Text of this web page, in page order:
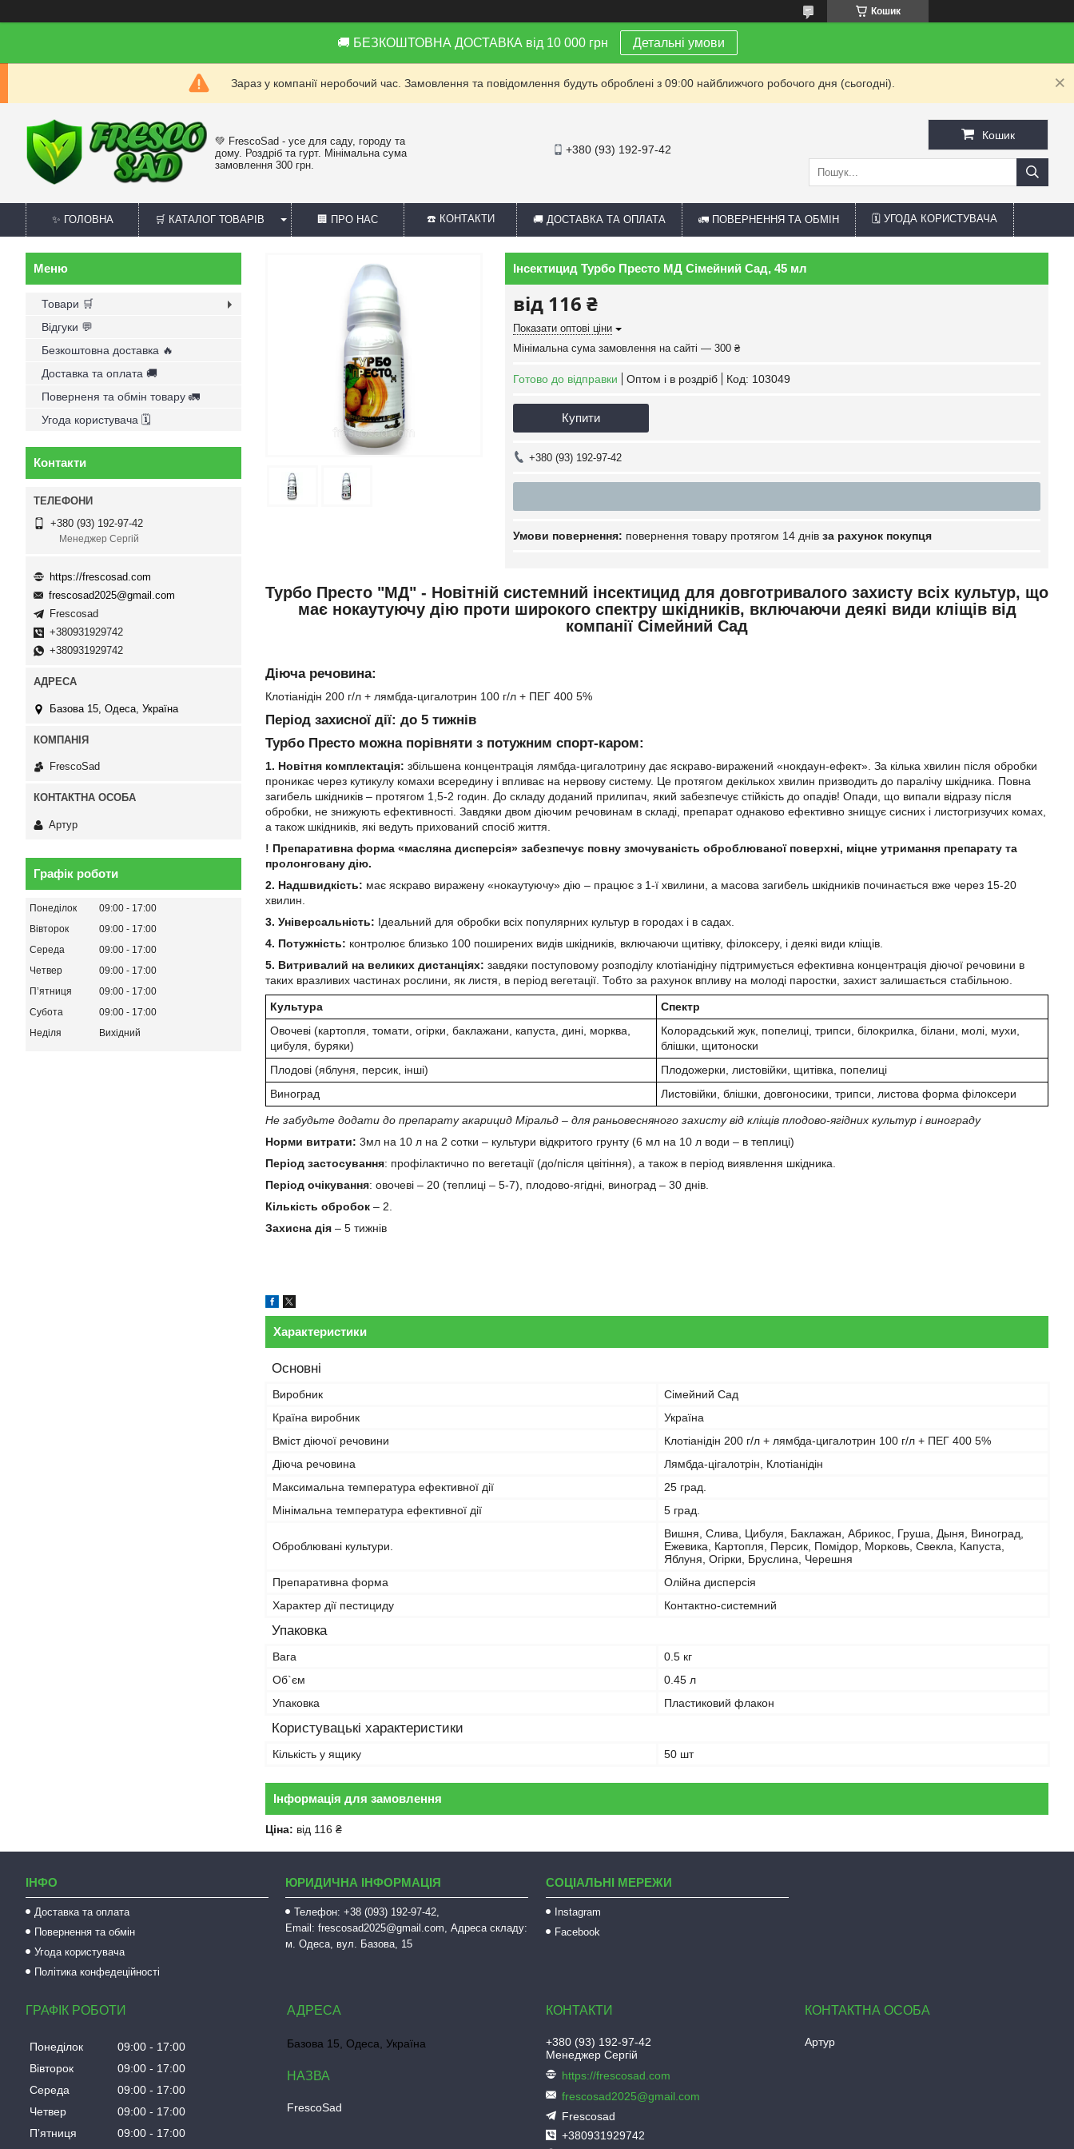
Кошик
🚚 БЕЗКОШТОВНА ДОСТАВКА від 10 000 грн Детальні умови
Зараз у компанії неробочий час. Замовлення та повідомлення будуть оброблені з 09:00 найближчого робочого дня (сьогодні).
💚 FrescoSad - усе для саду, городу та
дому. Роздріб та гурт. Мінімальна сума
замовлення 300 грн.
+380 (93) 192-97-42
Кошик
✨ ГОЛОВНА 🛒 КАТАЛОГ ТОВАРІВ 🏢 ПРО НАС ☎️ КОНТАКТИ 🚚 ДОСТАВКА ТА ОПЛАТА 🚛 ПОВЕРНЕННЯ ТА ОБМІН 🗓 УГОДА КОРИСТУВАЧА
Інсектицид Турбо Престо МД Сімейний Сад, 45 мл
від 116 ₴
Показати оптові ціни
Мінімальна сума замовлення на сайті — 300 ₴
Готово до відправки Оптом і в роздріб Код: 103049
Купити
+380 (93) 192-97-42
повернення товару протягом 14 днів за рахунок покупця
Турбо Престо "МД" - Новітній системний інсектицид для довготривалого захисту всіх культур, що
має нокаутуючу дію проти широкого спектру шкідників, включаючи деякі види кліщів від
компанії Сімейний Сад
Діюча речовина:
Клотіанідін 200 г/л + лямбда-цигалотрин 100 г/л + ПЕГ 400 5%
Період захисної дії: до 5 тижнів
Турбо Престо можна порівняти з потужним спорт-каром:
1. Новітня комплектація: збільшена концентрація лямбда-цигалотрину дає яскраво-виражений «нокдаун-ефект». За кілька хвилин після обробки
проникає через кутикулу комахи всередину і впливає на нервову систему. Це протягом декількох хвилин призводить до паралічу шкідника. Повна
загибель шкідників – протягом 1,5-2 годин. До складу доданий прилипач, який забезпечує стійкість до опадів! Опади, що випали відразу після
обробки, не знижують ефективності. Завдяки двом діючим речовинам в складі, препарат однаково ефективно знищує сисних і листогризучих комах,
а також шкідників, які ведуть прихований спосіб життя.
! Препаративна форма «масляна дисперсія» забезпечує повну змочуваність оброблюваної поверхні, міцне утримання препарату та
пролонговану дію.
2. Надшвидкість: має яскраво виражену «нокаутуючу» дію – працює з 1-ї хвилини, а масова загибель шкідників починається вже через 15-20
хвилин.
3. Універсальність: Ідеальний для обробки всіх популярних культур в городах і в садах.
4. Потужність: контролює близько 100 поширених видів шкідників, включаючи щитівку, філоксеру, і деякі види кліщів.
5. Витривалий на великих дистанціях: завдяки поступовому розподілу клотіанідіну підтримується ефективна концентрація діючої речовини в
таких вразливих частинах рослини, як листя, в період вегетації. Тобто за рахунок впливу на молоді паростки, захист залишається стабільною.
Культура
Спектр
Овочеві (картопля, томати, огірки, баклажани, капуста, дині, морква,
цибуля, буряки)
Колорадський жук, попелиці, трипси, білокрилка, білани, молі, мухи,
блішки, щитоноски
Плодові (яблуня, персик, інші)
Плодожерки, листовійки, щитівка, попелиці
Виноград
Листовійки, блішки, довгоносики, трипси, листова форма філоксери
Не забудьте додати до препарату акарицид Міральд – для раньовесняного захисту від кліщів плодово-ягідних культур і винограду
Норми витрати: 3мл на 10 л на 2 сотки – культури відкритого грунту (6 мл на 10 л води – в теплиці)
Період застосування: профілактично по вегетації (до/після цвітіння), а також в період виявлення шкідника.
Період очікування: овочеві – 20 (теплиці – 5-7), плодово-ягідні, виноград – 30 днів.
Кількість обробок – 2.
Захисна дія – 5 тижнів
Характеристики
Основні
Виробник
Сімейний Сад
Країна виробник
Україна
Вміст діючої речовини
Клотіанідін 200 г/л + лямбда-цигалотрин 100 г/л + ПЕГ 400 5%
Діюча речовина
Лямбда-цігалотрін, Клотіанідін
Максимальна температура ефективної дії
25 град.
Мінімальна температура ефективної дії
5 град.
Оброблювані культури.
Вишня, Слива, Цибуля, Баклажан, Абрикос, Груша, Дыня, Виноград,
Ежевика, Картопля, Персик, Помідор, Морковь, Свекла, Капуста,
Яблуня, Огірки, Бруслина, Черешня
Препаративна форма
Олійна дисперсія
Характер дії пестициду
Контактно-системний
Упаковка
Вага
0.5 кг
Об`єм
0.45 л
Упаковка
Пластиковий флакон
Користувацькі характеристики
Кількість у ящику 50 шт
Інформація для замовлення
Ціна: від 116 ₴
Товари 🛒
Відгуки 💬
Безкоштовна доставка 🔥
Доставка та оплата 🚚
Поверненя та обмін товару 🚛
Угода користувача 🗓
Контакти
+380 (93) 192-97-42
Менеджер Сергій
https://frescosad.com
frescosad2025@gmail.com
Frescosad
+380931929742
+380931929742
Базова 15, Одеса, Україна
FrescoSad
Артур
Графік роботи
Понеділок 09:00
17:00
Вівторок
09:00
17:00
Середа
09:00
17:00
Четвер
09:00
17:00
Пʼятниця
09:00
17:00
Субота
09:00
17:00
Неділя
Вихідний
ІНФО
Доставка та оплата
Повернення та обмін
Угода користувача
Політика конфедеційності
ЮРИДИЧНА ІНФОРМАЦІЯ
Телефон: +38 (093) 192-97-42,
Email: frescosad2025@gmail.com, Адреса складу:
м. Одеса, вул. Базова, 15
СОЦІАЛЬНІ МЕРЕЖИ
Instagram
Facebook
ГРАФІК РОБОТИ
Понеділок 09:00
17:00
Вівторок
09:00
17:00
Середа
09:00
17:00
Четвер
09:00
17:00
Пʼятниця
09:00
17:00
Базова 15, Одеса, Україна
FrescoSad
+380 (93) 192-97-42
Менеджер Сергій
https://frescosad.com
frescosad2025@gmail.com
Frescosad
+380931929742
Артур